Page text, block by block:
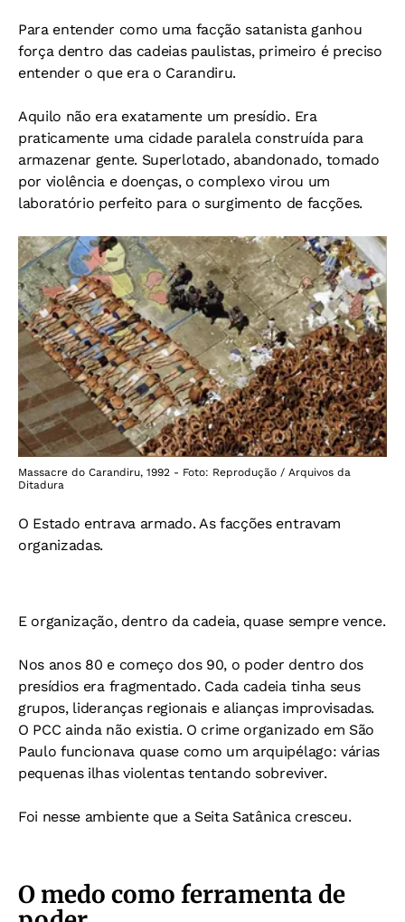
Para entender como uma facção satanista ganhou
força dentro das cadeias paulistas, primeiro é preciso
entender o que era o Carandiru.
Aquilo não era exatamente um presídio. Era
praticamente uma cidade paralela construída para
armazenar gente. Superlotado, abandonado, tomado
por violência e doenças, o complexo virou um
laboratório perfeito para o surgimento de facções.
Massacre do Carandiru, 1992 - Foto: Reprodução / Arquivos da
Ditadura
O Estado entrava armado. As facções entravam
organizadas.
E organização, dentro da cadeia, quase sempre vence.
Nos anos 80 e começo dos 90, o poder dentro dos
presídios era fragmentado. Cada cadeia tinha seus
grupos, lideranças regionais e alianças improvisadas.
O PCC ainda não existia. O crime organizado em São
Paulo funcionava quase como um arquipélago: várias
pequenas ilhas violentas tentando sobreviver.
Foi nesse ambiente que a Seita Satânica cresceu.
O medo como ferramenta de